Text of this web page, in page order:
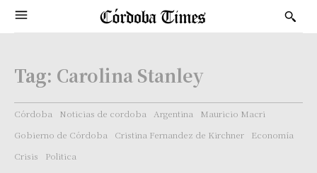
Tag: Carolina Stanley
Córdoba Noticias de cordoba Argentina
Mauricio Macri
Gobierno de Córdoba
Cristina Fernandez de Kirchner
Economía
Crisis
Politica